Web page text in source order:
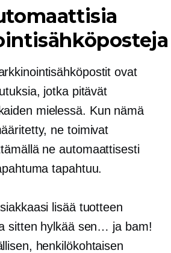
ovat
jotka pitävät
mielessä. Kun nämä
ne toimivat
ne automaattisesti
tapahtuu.
lisää tuotteen
sitten hylkää sen… ja bam!
henkilökohtaisen